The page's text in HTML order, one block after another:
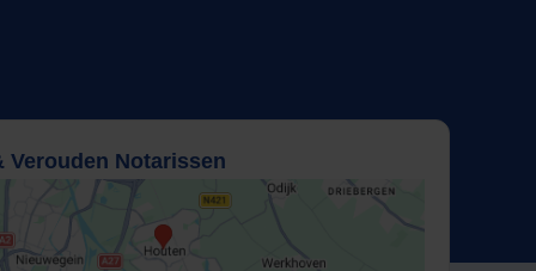
Verouden Notarissen